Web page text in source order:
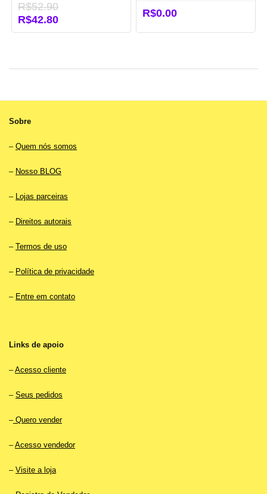
R$52.90
O
preço
R$52.90.
R$42.80O
preço
R$42.80.
R$0.00
Sobre
– Quem nós somos
– Nosso BLOG
– Lojas parceiras
– Direitos autorais
– Termos de uso
– Política de privacidade
– Entre em contato
Links de apoio
–Acesso cliente
– Seus pedidos
–Quero vender
–Acesso vendedor
– Visite a loja